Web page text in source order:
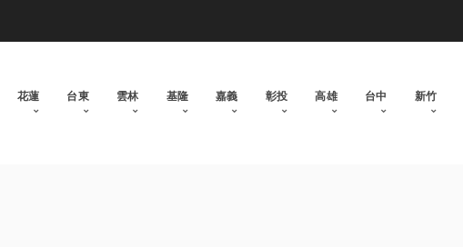
花蓮 台東 雲林 基隆 嘉義 彰投 高雄 台中 新竹